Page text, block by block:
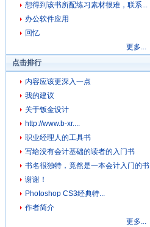
想得到该书所配练习素材很难，联系...
办公软件应用
回忆
更多...
点击排行
内容应该更深入一点
我的建议
关于钣金设计
http://www.b-xr....
职业经理人的工具书
写给没有会计基础的读者的入门书
书名很独特，竟然是一本会计入门的书
谢谢！
Photoshop CS3经典特...
作者简介
更多...